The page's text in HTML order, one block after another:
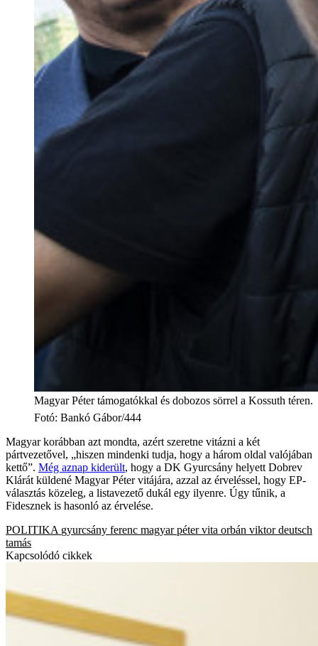
Magyar Péter támogatókkal és dobozos sörrel a Kossuth téren.
Fotó: Bankó Gábor/444
Magyar korábban azt mondta, azért szeretne vitázni a két
pártvezetővel, „hiszen mindenki tudja, hogy a három oldal valójában
kettő”. Még aznap kiderült, hogy a DK Gyurcsány helyett Dobrev
Klárát küldené Magyar Péter vitájára, azzal az érveléssel, hogy EP-
választás közeleg, a listavezető dukál egy ilyenre. Úgy tűnik, a
Fidesznek is hasonló az érvelése.
POLITIKA gyurcsány ferenc magyar péter vita orbán viktor deutsch
tamás
Kapcsolódó cikkek